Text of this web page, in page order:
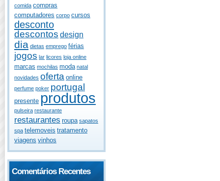
comida compras
computadores corpo cursos
desconto
descontos design
dia dietas emprego férias
jogos lar licores loja online
marcas mochilas moda natal
novidades oferta online
perfume poker portugal
presente produtos
pulseira restaurante
restaurantes roupa sapatos
spa telemoveis tratamento
viagens vinhos
Comentários Recentes